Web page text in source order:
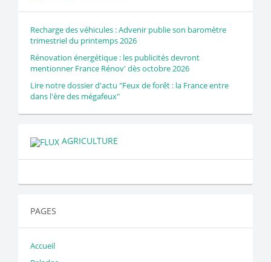
Recharge des véhicules : Advenir publie son baromètre
trimestriel du printemps 2026
Rénovation énergétique : les publicités devront
mentionner France Rénov' dès octobre 2026
Lire notre dossier d'actu "Feux de forêt : la France entre
dans l'ère des mégafeux"
AGRICULTURE
PAGES
Accueil